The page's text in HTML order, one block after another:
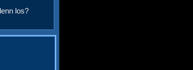
los?